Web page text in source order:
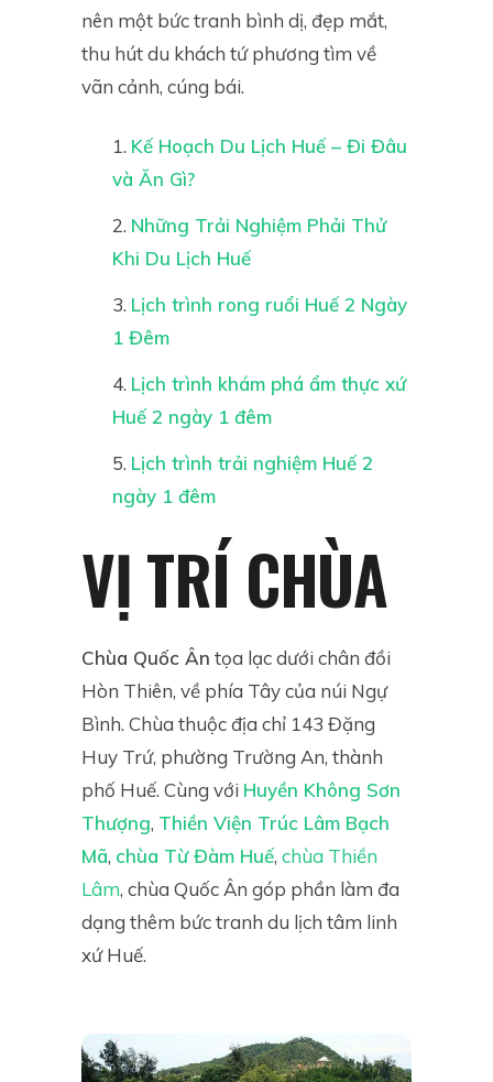
nên một bức tranh bình dị, đẹp mắt,
thu hút du khách tứ phương tìm về
vãn cảnh, cúng bái.
Kế Hoạch Du Lịch Huế – Đi Đâu
và Ăn Gì?
Những Trải Nghiệm Phải Thử
Khi Du Lịch Huế
Lịch trình rong ruổi Huế 2 Ngày
1 Đêm
Lịch trình khám phá ẩm thực xứ
Huế 2 ngày 1 đêm
Lịch trình trải nghiệm Huế 2
ngày 1 đêm
VỊ TRÍ CHÙA
Chùa Quốc Ân tọa lạc dưới chân đồi
Hòn Thiên, về phía Tây của núi Ngự
Bình. Chùa thuộc địa chỉ 143 Đặng
Huy Trứ, phường Trường An, thành
phố Huế. Cùng với Huyền Không Sơn
Thượng, Thiền Viện Trúc Lâm Bạch
Mã, chùa Từ Đàm Huế, chùa Thiền
Lâm, chùa Quốc Ân góp phần làm đa
dạng thêm bức tranh du lịch tâm linh
xứ Huế.